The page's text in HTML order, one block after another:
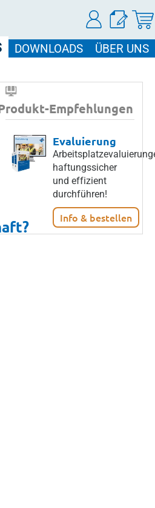
DOWNLOADS ÜBER UNS
Empfehlungen
Evaluierung
haftungssicher
und effizient
durchführen!
Info & bestellen